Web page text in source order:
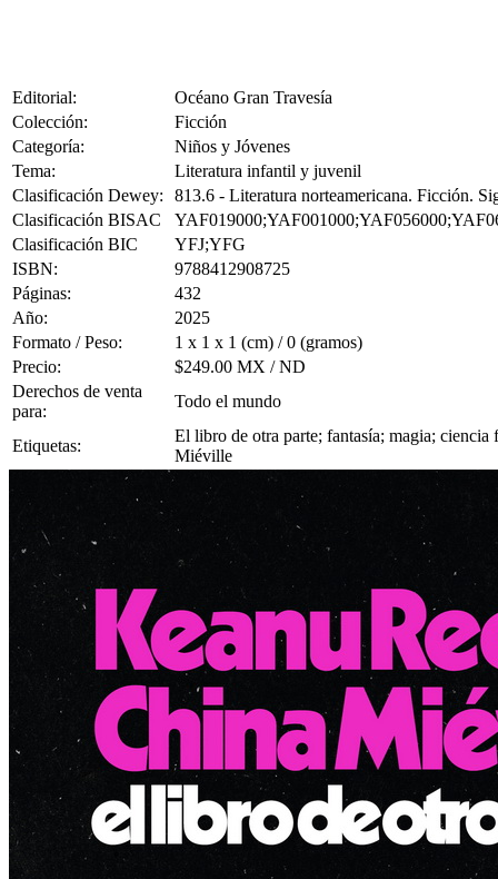
Editorial:
Océano Gran Travesía
Colección:
Ficción
Categoría:
Niños y Jóvenes
Tema:
Literatura infantil y juvenil
Clasificación Dewey:
813.6 - Literatura norteamericana. Ficción.
Clasificación BISAC
Clasificación BIC
YFJ;YFG
ISBN:
9788412908725
Páginas:
432
Año:
2025
Formato / Peso:
1 x 1 x 1 (cm) / 0 (gramos)
Precio:
$249.00 MX / ND
Derechos de venta
para:
Todo el mundo
Etiquetas:
El libro de otra parte; fantasía; magia;
Miéville